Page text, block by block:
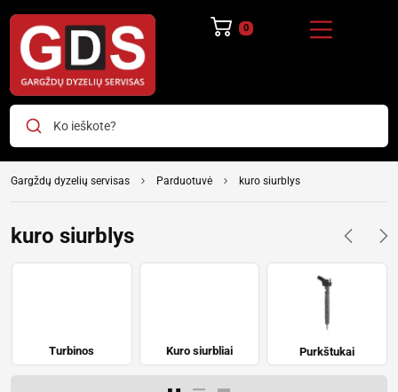
0
Ko ieškote?
Gargždų dyzelių servisas Parduotuvė kuro siurblys
kuro siurblys
Turbinos Kuro siurbliai Purkštukai